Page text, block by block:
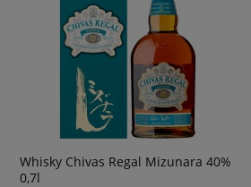
Wino Bonfils L'Esparrou Sauvignon
49,90 zł
Whisky Chivas Regal Mizunara 40%
0,7l